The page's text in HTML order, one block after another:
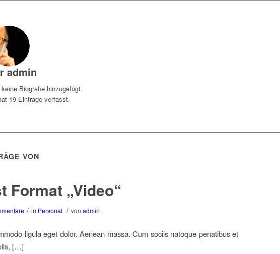
admin
Biografie hinzugefügt.
19 Einträge verfasst.
VON
Format „Video“
/ in Personal / von admin
ligula eget dolor. Aenean massa. Cum sociis natoque penatibus et
[…]